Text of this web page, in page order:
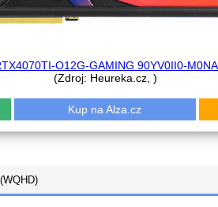
O12G-GAMING 90YV0II0-
(Zdroj: Heureka.cz, )
Kup na Alza.cz